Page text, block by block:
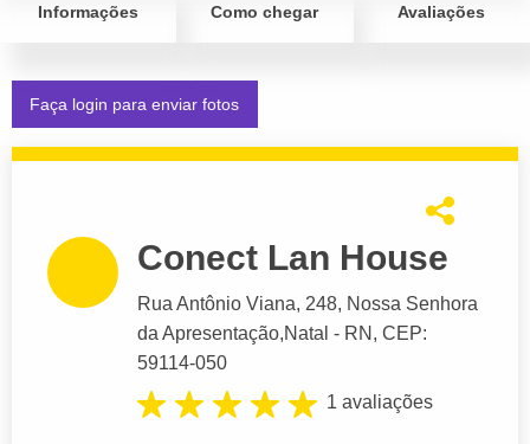
Informações Como chegar Avaliações
Faça login para enviar fotos
Conect Lan House
Rua Antônio Viana, 248, Nossa Senhora
da Apresentação,Natal - RN, CEP:
59114-050
1 avaliações